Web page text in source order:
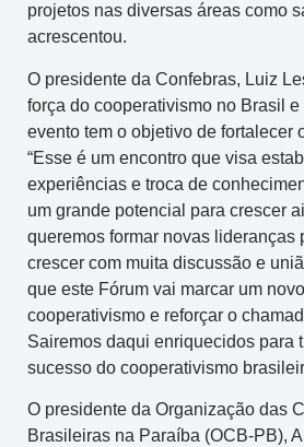
projetos nas diversas áreas como
acrescentou.
O presidente da Confebras, Luiz
força do cooperativismo no Brasil
evento tem o objetivo de fortalecer
“Esse é um encontro que visa
experiências e troca de
um grande potencial para crescer
queremos formar novas lideranças
crescer com muita discussão e
que este Fórum vai marcar um
cooperativismo e reforçar o
Sairemos daqui enriquecidos para
sucesso do cooperativismo
O presidente da Organização das
Brasileiras na Paraíba (OCB-PB),